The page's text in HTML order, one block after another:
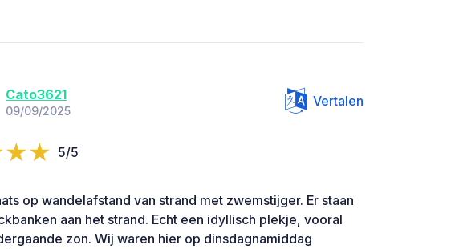
Cato3621
09/09/2025
Vertalen
5/5
op wandelafstand van strand met zwemstijger. Er staan
aan het strand. Echt een idyllisch plekje, vooral
zon. Wij waren hier op dinsdagnamiddag